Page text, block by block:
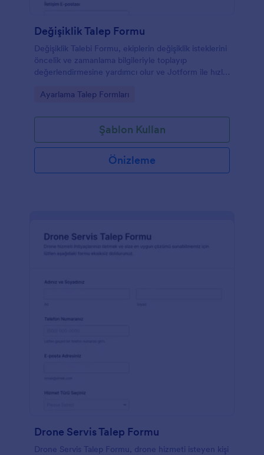
Değişiklik Talep Formu
Değişiklik Talebi Formu, ekiplerin değişiklik isteklerini
öncelik ve zamanlama bilgileriyle toplayıp
değerlendirmesine yardımcı olur ve Jotform ile hızlı
Go to Category:
Ayarlama Talep Formları
Şablon Kullan
Önizleme
Drone Servis Talep Formu
Drone Servis Talep Formu, drone hizmeti isteyen kişi